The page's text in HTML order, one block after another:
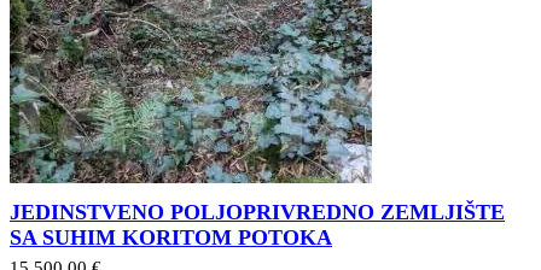
JEDINSTVENO POLJOPRIVREDNO ZEMLJIŠTE
SA SUHIM KORITOM POTOKA